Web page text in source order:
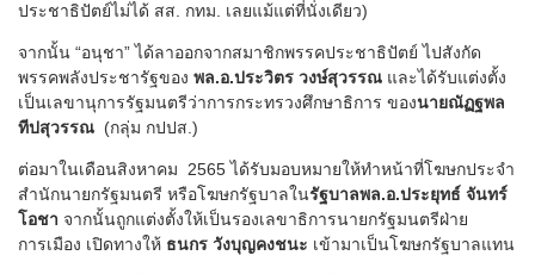
ประชาธิปัตย์ไม่ได้ สส. กทม. เลยแม้แต่ที่นั่งเดียว)
จากนั้น “อนุชา” ได้ลาออกจากสมาชิกพรรคประชาธิปัตย์ ไปสังกัด
พรรคพลังประชารัฐของ พล.อ.ประวิตร วงษ์สุวรรณ และได้รับแต่งตั้ง
เป็นเลขานุการรัฐมนตรีว่าการกระทรวงศึกษาธิการ ของนายณัฏฐพล
ทีปสุวรรณ (กลุ่ม กปปส.)
ต่อมาในเดือนสิงหาคม 2565 ได้รับมอบหมายให้ทำหน้าที่โฆษกประจำ
สำนักนายกรัฐมนตรี หรือโฆษกรัฐบาลในรัฐบาลพล.อ.ประยุทธ์ จันทร์
โอชา จากนั้นถูกแต่งตั้งให้เป็นรองเลขาธิการนายกรัฐมนตรีฝ่าย
การเมือง เปิดทางให้ ธนกร วังบุญคงชนะ เข้ามาเป็นโฆษกรัฐบาลแทน